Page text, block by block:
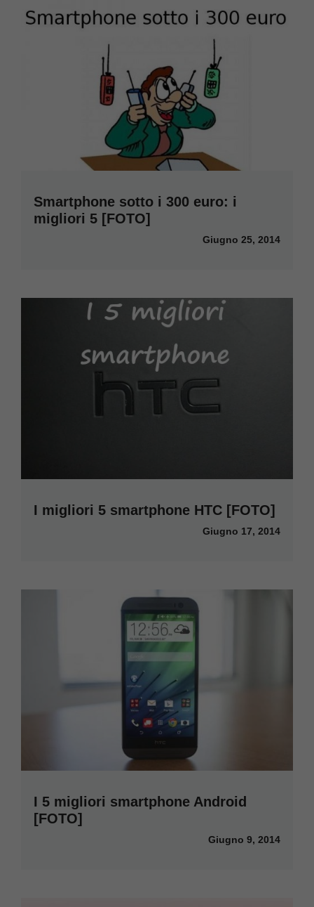
Smartphone sotto i 300 euro: i
migliori 5 [FOTO]
Giugno 25, 2014
I migliori 5 smartphone HTC [FOTO]
Giugno 17, 2014
I 5 migliori smartphone Android
[FOTO]
Giugno 9, 2014